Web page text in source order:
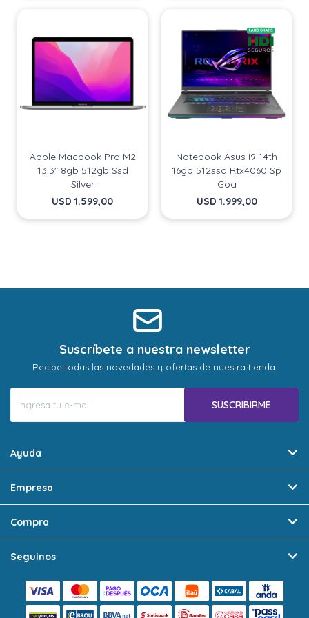
Apple Macbook Pro M2
13.3" 8gb 512gb Ssd
Silver
USD 1.599,00
Notebook Asus I9 14th
16gb 512ssd Rtx4060 Sp
Goa
USD 1.999,00
Suscríbete a nuestra newsletter
Recibe todas las novedades y ofertas de nuestra tienda.
SUSCRIBIRME
Ayuda
Empresa
Compra
Seguinos